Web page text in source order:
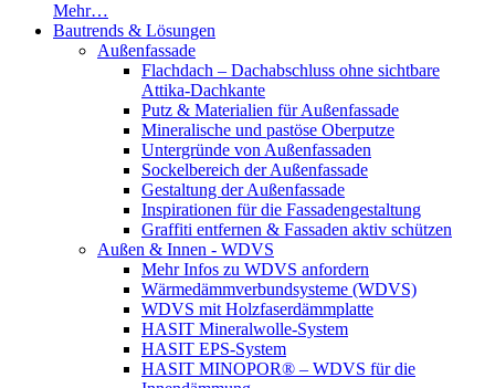
Mehr…
Bautrends & Lösungen
Außenfassade
Flachdach – Dachabschluss ohne sichtbare
Attika-Dachkante
Putz & Materialien für Außenfassade
Mineralische und pastöse Oberputze
Untergründe von Außenfassaden
Sockelbereich der Außenfassade
Gestaltung der Außenfassade
Inspirationen für die Fassadengestaltung
Graffiti entfernen & Fassaden aktiv schützen
Außen & Innen - WDVS
Mehr Infos zu WDVS anfordern
Wärmedämmverbundsysteme (WDVS)
WDVS mit Holzfaserdämmplatte
HASIT Mineralwolle-System
HASIT EPS-System
HASIT MINOPOR® – WDVS für die